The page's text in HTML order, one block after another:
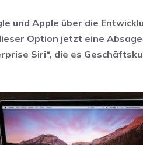
und Apple über die
Option jetzt eine
Siri“, die es